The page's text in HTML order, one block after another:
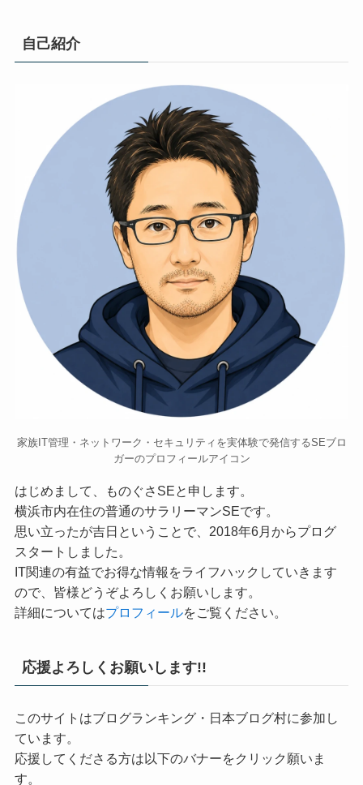
自己紹介
家族IT管理・ネットワーク・セキュリティを実体験で発信するSEブロ
ガーのプロフィールアイコン
はじめまして、ものぐさSEと申します。
横浜市内在住の普通のサラリーマンSEです。
思い立ったが吉日ということで、2018年6月からプログ
スタートしました。
IT関連の有益でお得な情報をライフハックしていきます
ので、皆様どうぞよろしくお願いします。
詳細についてはプロフィールをご覧ください。
応援よろしくお願いします!!
このサイトはブログランキング・日本ブログ村に参加し
ています。
応援してくださる方は以下のバナーをクリック願いま
す。